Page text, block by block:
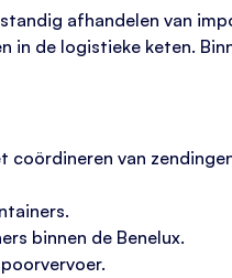
afhandelen van
de logistieke keten.
coördineren van
binnen de Benelux.